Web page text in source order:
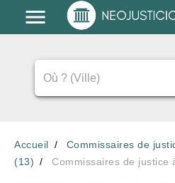
Accueil Commissaires de
(13)
Commissaires de justice